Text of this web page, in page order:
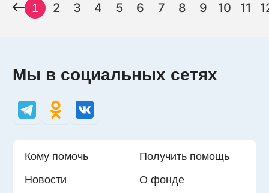
1 2 3 4 5 6 7 8 9 10 11
Мы в социальных сетях
Кому помочь
Получить помощь
Новости
О фонде